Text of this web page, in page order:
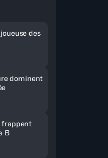
des
dominent
frappent
B